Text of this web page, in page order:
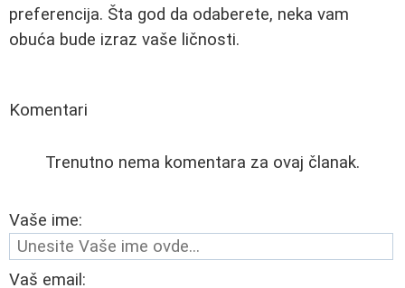
preferencija. Šta god da odaberete, neka vam
obuća bude izraz vaše ličnosti.
Komentari
Trenutno nema komentara za ovaj članak.
Vaše ime:
Vaš email: